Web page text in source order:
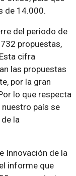
de 14.000.
del periodo de
propuestas,
cifra
las propuestas
por la gran
lo que respecta
país se
la
Innovación de la
informe que